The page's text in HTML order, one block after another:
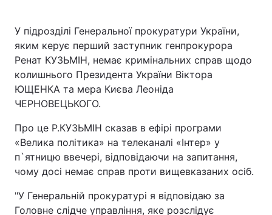
У підрозділі Генеральної прокуратури України,
яким керує перший заступник генпрокурора
Ренат КУЗЬМІН, немає кримінальних справ щодо
колишнього Президента України Віктора
ЮЩЕНКА та мера Києва Леоніда
ЧЕРНОВЕЦЬКОГО.
Про це Р.КУЗЬМІН сказав в ефірі програми
«Велика політика» на телеканалі «Інтер» у
п`ятницю ввечері, відповідаючи на запитання,
чому досі немає справ проти вищевказаних осіб.
"У Генеральній прокуратурі я відповідаю за
Головне слідче управління, яке розслідує